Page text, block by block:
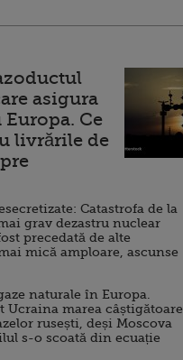
asigura
Ce
livrările de
Catastrofa de la
grav dezastru nuclear
precedată de alte
mică amploare, ascunse
naturale în Europa.
Ucraina marea câștigătoare
rusești, deși Moscova
s-o scoată din ecuație